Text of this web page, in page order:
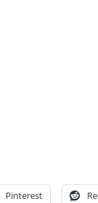
Pinterest